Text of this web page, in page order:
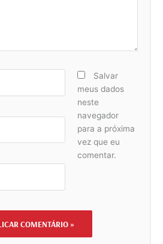
Salvar
meus dados
neste
navegador
para a próxima
vez que eu
comentar.